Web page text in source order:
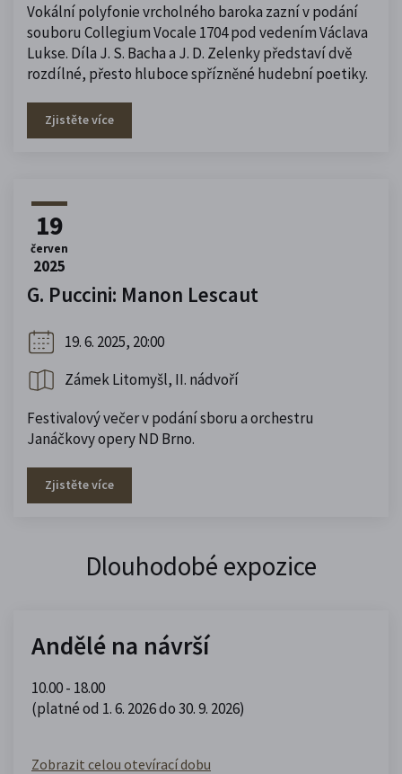
Vokální polyfonie vrcholného baroka zazní v podání
souboru Collegium Vocale 1704 pod vedením Václava
Lukse. Díla J. S. Bacha a J. D. Zelenky představí dvě
rozdílné, přesto hluboce spřízněné hudební poetiky.
Zjistěte více
19
červen
2025
G. Puccini: Manon Lescaut
19. 6. 2025, 20:00
Zámek Litomyšl, II. nádvoří
Festivalový večer v podání sboru a orchestru
Janáčkovy opery ND Brno.
Zjistěte více
Dlouhodobé expozice
Andělé na návrší
10.00 - 18.00
(platné od 1. 6. 2026 do 30. 9. 2026)
Zobrazit celou otevírací dobu